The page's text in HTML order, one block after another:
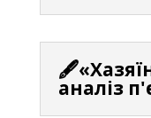
аналіз